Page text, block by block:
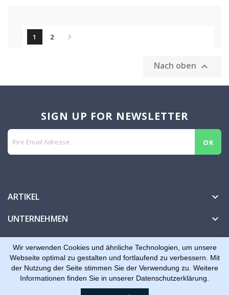
1 2 
Nach oben 
SIGN UP FOR NEWSLETTER
ARTIKEL 
UNTERNEHMEN 
IHR KONTO 
Wir verwenden Cookies und ähnliche Technologien, um unsere
Webseite optimal zu gestalten und fortlaufend zu verbessern. Mit
der Nutzung der Seite stimmen Sie der Verwendung zu. Weitere
Informationen finden Sie in unserer Datenschutzerklärung.